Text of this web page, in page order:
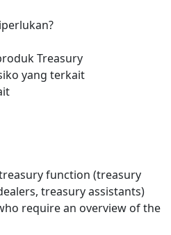
Treasury
yang terkait
function (treasury
treasury assistants)
require an overview of the